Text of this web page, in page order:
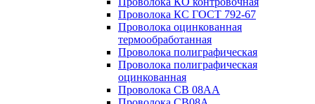
Проволока КС ГОСТ 792-67
Проволока оцинкованная
термообработанная
Проволока полиграфическая
Проволока полиграфическая
оцинкованная
Проволока СВ 08АА